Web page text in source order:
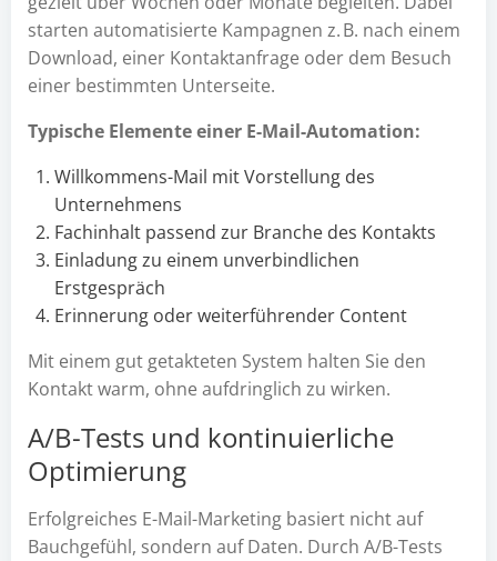
starten automatisierte Kampagnen z. B. nach einem
Download, einer Kontaktanfrage oder dem Besuch
einer bestimmten Unterseite.
Typische Elemente einer E-Mail-Automation:
Willkommens-Mail mit Vorstellung des
Unternehmens
Fachinhalt passend zur Branche des Kontakts
Einladung zu einem unverbindlichen
Erstgespräch
Erinnerung oder weiterführender Content
Mit einem gut getakteten System halten Sie den
Kontakt warm, ohne aufdringlich zu wirken.
A/B-Tests und kontinuierliche
Optimierung
Erfolgreiches E-Mail-Marketing basiert nicht auf
Bauchgefühl, sondern auf Daten. Durch A/B-Tests